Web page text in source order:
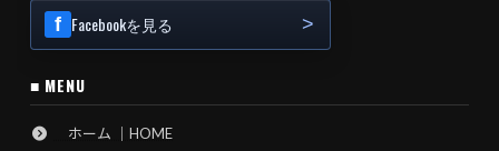
Facebookを見る
■ MENU
ホーム ｜HOME